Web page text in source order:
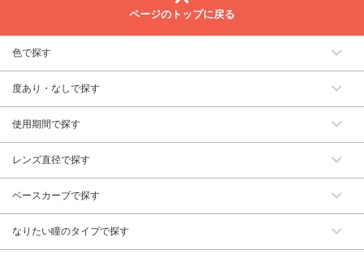
ページのトップに戻る
色で探す
度あり・なしで探す
使用期間で探す
レンズ直径で探す
ベースカーブで探す
なりたい瞳のタイプで探す